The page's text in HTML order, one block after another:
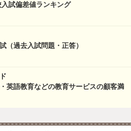
試偏差値ランキング
（過去入試問題・正答）
・英語教育などの教育サービスの顧客満